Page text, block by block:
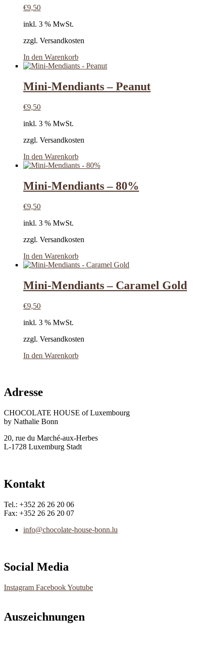
€9,50
inkl. 3 % MwSt.
zzgl. Versandkosten
In den Warenkorb
Mini-Mendiants – Peanut
€9,50
inkl. 3 % MwSt.
zzgl. Versandkosten
In den Warenkorb
Mini-Mendiants – 80%
€9,50
inkl. 3 % MwSt.
zzgl. Versandkosten
In den Warenkorb
Mini-Mendiants – Caramel Gold
€9,50
inkl. 3 % MwSt.
zzgl. Versandkosten
In den Warenkorb
Adresse
CHOCOLATE HOUSE of Luxembourg
by Nathalie Bonn
20, rue du Marché-aux-Herbes
L-1728 Luxemburg Stadt
Kontakt
Tel.: +352 26 26 20 06
Fax: +352 26 26 20 07
info@chocolate-house-bonn.lu
Social Media
Instagram FacebookYoutube
Auszeichnungen